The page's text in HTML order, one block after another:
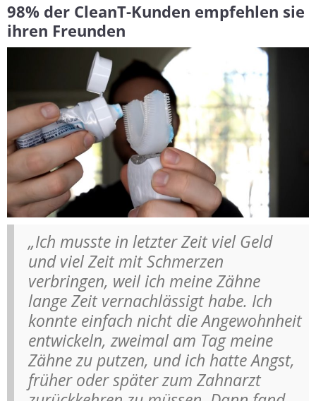
98% der CleanT-Kunden empfehlen sie
ihren Freunden
„Ich musste in letzter Zeit viel Geld
und viel Zeit mit Schmerzen
verbringen, weil ich meine Zähne
lange Zeit vernachlässigt habe. Ich
konnte einfach nicht die Angewohnheit
entwickeln, zweimal am Tag meine
Zähne zu putzen, und ich hatte Angst,
früher oder später zum Zahnarzt